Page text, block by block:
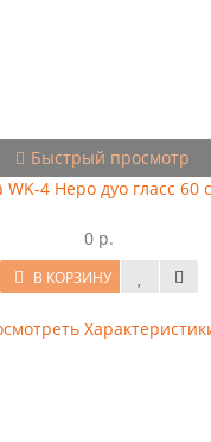
Быстрый просмотр
WK-4 Hepo дуо гласс 60
0 р.
В КОРЗИНУ